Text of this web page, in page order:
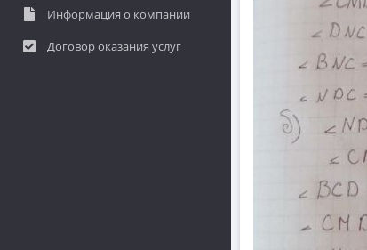
Информация о компании
Договор оказания услуг